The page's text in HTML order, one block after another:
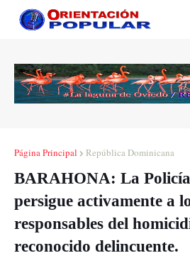
Página Principal República Dominicana
BARAHONA: La
persigue activamente a
responsables del
reconocido delincuente.